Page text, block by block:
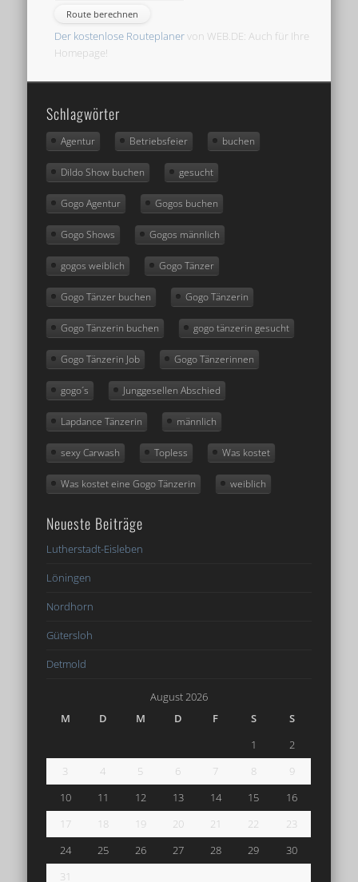
Der kostenlose Routeplanervon WEB.DE: Auch für Ihre
Homepage!
Schlagwörter
Agentur Betriebsfeier buchen
Dildo Show buchen gesucht
Gogo Agentur Gogos buchen
Gogo Shows Gogos männlich
gogos weiblich Gogo Tänzer
Gogo Tänzer buchen Gogo Tänzerin
Gogo Tänzerin buchen gogo tänzerin gesucht
Gogo Tänzerin Job Gogo Tänzerinnen
gogo´s Junggesellen Abschied
Lapdance Tänzerin männlich
sexy Carwash Topless Was kostet
Was kostet eine Gogo Tänzerin weiblich
Neueste Beiträge
Lutherstadt-Eisleben
Löningen
Nordhorn
Gütersloh
Detmold
August 2026
M
D M D F S
S
1
2
3
4 5 6 7 8
9
10
11 12 13 14 15
16
17
18 19 20 21 22
23
24
25 26 27 28 29
30
31